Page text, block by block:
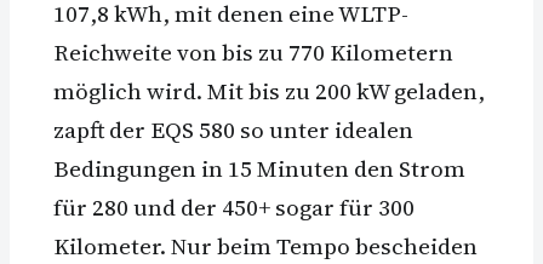
107,8 kWh, mit denen eine WLTP-
Reichweite von bis zu 770 Kilometern
möglich wird. Mit bis zu 200 kW geladen,
zapft der EQS 580 so unter idealen
Bedingungen in 15 Minuten den Strom
für 280 und der 450+ sogar für 300
Kilometer. Nur beim Tempo bescheiden